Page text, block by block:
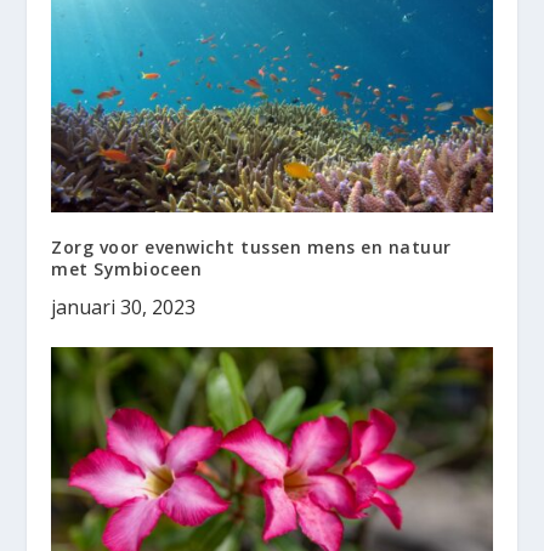
Zorg voor evenwicht tussen mens en natuur
met Symbioceen
januari 30, 2023